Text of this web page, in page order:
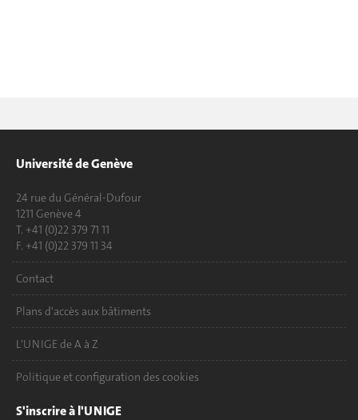
Université de Genève
24 rue du Général-Dufour
1211 Genève 4
T. +41 (0)22 379 71 11
F. +41 (0)22 379 11 34
Contact
Plans d'accès aux bâtiments
L'UNIGE de A à Z
Politique et configuration des cookies
S'inscrire à l'UNIGE